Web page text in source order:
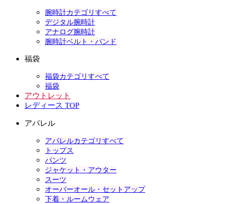
腕時計カテゴリすべて
デジタル腕時計
アナログ腕時計
腕時計ベルト・バンド
福袋
福袋カテゴリすべて
福袋
アウトレット
レディース TOP
アパレル
アパレルカテゴリすべて
トップス
パンツ
ジャケット・アウター
スーツ
オーバーオール・セットアップ
下着・ルームウェア